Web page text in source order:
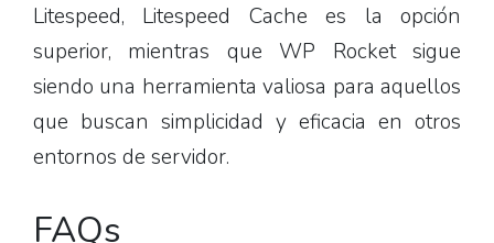
Litespeed, Litespeed Cache es la opción
superior, mientras que WP Rocket sigue
siendo una herramienta valiosa para aquellos
que buscan simplicidad y eficacia en otros
entornos de servidor.
FAQs